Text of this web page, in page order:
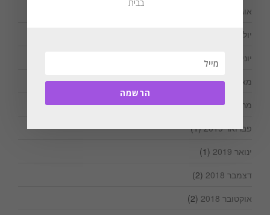
אוגוסט 2019
יולי 2019
יוני 2019
מאי 2019
(1)
מרץ 2019
(1)
פברואר 2019
(1)
ינואר 2019
(1)
דצמבר 2018
(2)
אוקטובר 2018
(2)
בבית
הרשמה